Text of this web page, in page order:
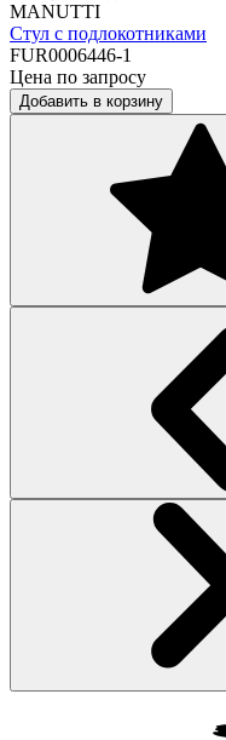
MANUTTI
Стул с подлокотниками
FUR0006446-1
Цена по запросу
Добавить в корзину